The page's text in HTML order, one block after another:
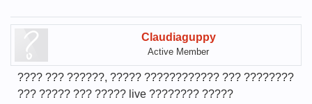
Claudiaguppy
Active Member
???? ??? ??????, ????? ???????????? ??? ????????
??? ????? ??? ????? live ???????? ?????